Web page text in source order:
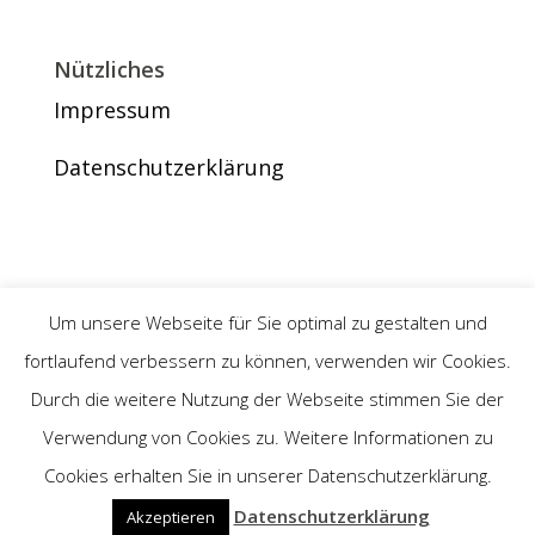
Nützliches
Impressum
Datenschutzerklärung
Kontakt aufnehmen
Um unsere Webseite für Sie optimal zu gestalten und
fortlaufend verbessern zu können, verwenden wir Cookies.
Durch die weitere Nutzung der Webseite stimmen Sie der
Verwendung von Cookies zu. Weitere Informationen zu
Cookies erhalten Sie in unserer Datenschutzerklärung.
Akzeptieren Datenschutzerklärung